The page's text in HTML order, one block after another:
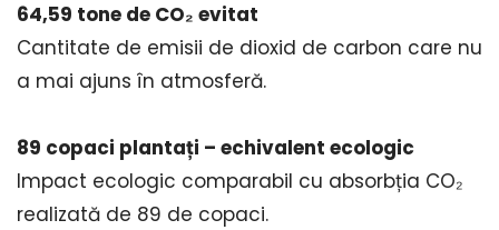
64,59 tone de CO₂ evitat
Cantitate de emisii de dioxid de carbon care nu
a mai ajuns în atmosferă.
89 copaci plantați – echivalent ecologic
Impact ecologic comparabil cu absorbția CO₂
realizată de 89 de copaci.